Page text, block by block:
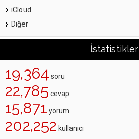
iCloud
Diğer
İstatistikler
19,364 soru
22,785 cevap
15,871 yorum
202,252 kullanıcı